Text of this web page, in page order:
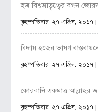
হজ বিশ্বভ্রাতৃত্বের বন্ধন
বৃহস্পতিবার, ২৭ এপ্রিল, ২০১৭
বিদায় হজের ভাষণ
বৃহস্পতিবার, ২৭ এপ্রিল, ২০১৭
কোরবানি একমাত্র আল্লাহর
বৃহস্পতিবার, ২৭ এপ্রিল, ২০১৭